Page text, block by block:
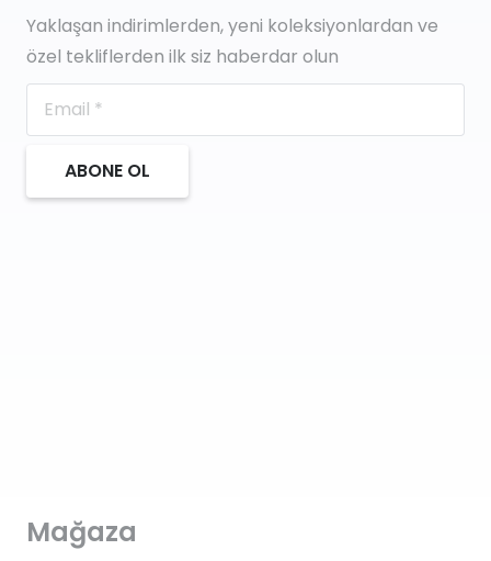
Yaklaşan indirimlerden, yeni koleksiyonlardan ve
özel tekliflerden ilk siz haberdar olun
ABONE OL
Mağaza